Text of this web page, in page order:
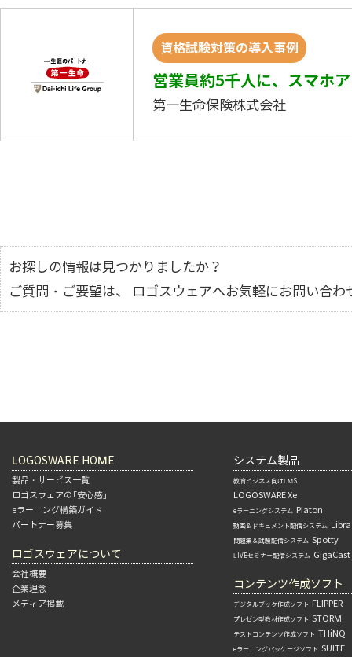
資格試験対策の導入事例
営業員約5千人に、スマホ
第一生命保険株式会社
お探しの情報は見つかりましたか？
ご質問・ご要望は、 ロゴスウェアへお気軽にお問い合
LOGOSWARE HOME
製品・サービス一覧
ロゴスウェアの「安心感」
eラーニング構築ガイド
パートナー募集
ロゴスウェアについて
会社概要
企業理念
メディア掲載
システム製品
教育ビジネス向けLMS
LOGOSWARE Xe
eラーニングシステム Platon
動画＆ドキュメント配信システム Libra
問題集＆試験配信システム Spotty
LIVEセミナー配信システム GigaCast
コンテンツ作成ソフト
デジタルブック作成ソフト FLIPPER
プレゼン型教材作成ソフト STORM
テストコンテンツ作成ソフト THiNQ
eラーニングパッケージソフト SUITE